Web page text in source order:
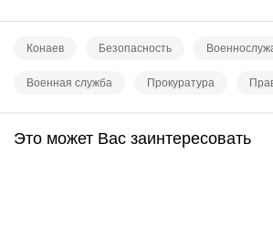
Конаев Безопасность
Военная служба Прокуратура
Это может Вас заинтересовать